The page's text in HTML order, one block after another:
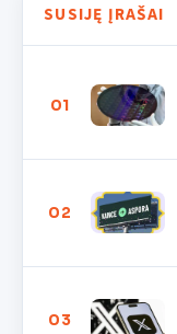
SUSIJĘ ĮRAŠAI
01
02
03